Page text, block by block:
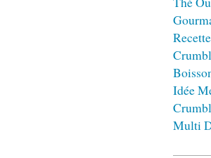
Idée
Multi